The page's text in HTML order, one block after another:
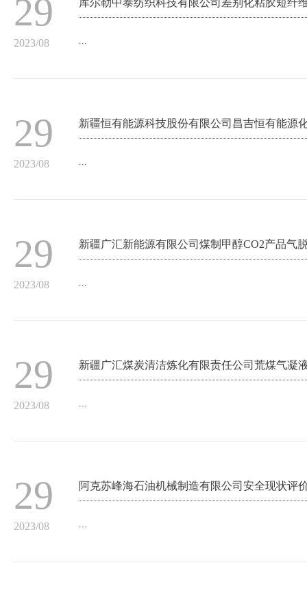
29
2023/08
库尔勒中泰纺织科技有限公司差别化粘胶短纤
...
29
2023/08
新疆恒有能源科技股份有限公司昌吉恒有能源
...
29
2023/08
新疆广汇新能源有限公司煤制甲醇CO2产品气
...
29
2023/08
新疆广汇煤炭清洁炼化有限责任公司荒煤气凝
...
29
2023/08
阿克苏峰海石油机械制造有限公司安全现状评
...